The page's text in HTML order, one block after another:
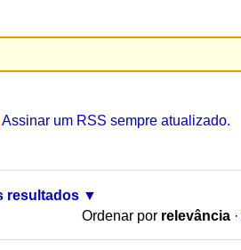
Assinar um RSS sempre atualizado.
resultados
Ordenar por relevância ·